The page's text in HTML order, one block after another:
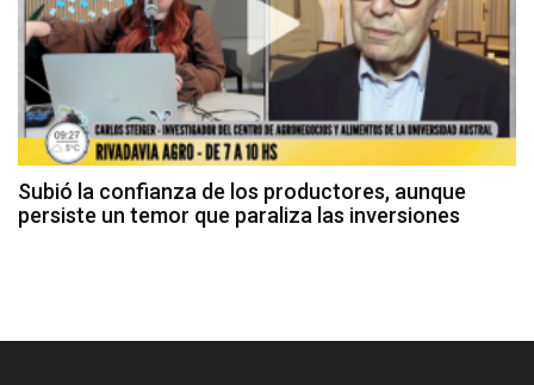
Subió la confianza de los productores, aunque
persiste un temor que paraliza las inversiones